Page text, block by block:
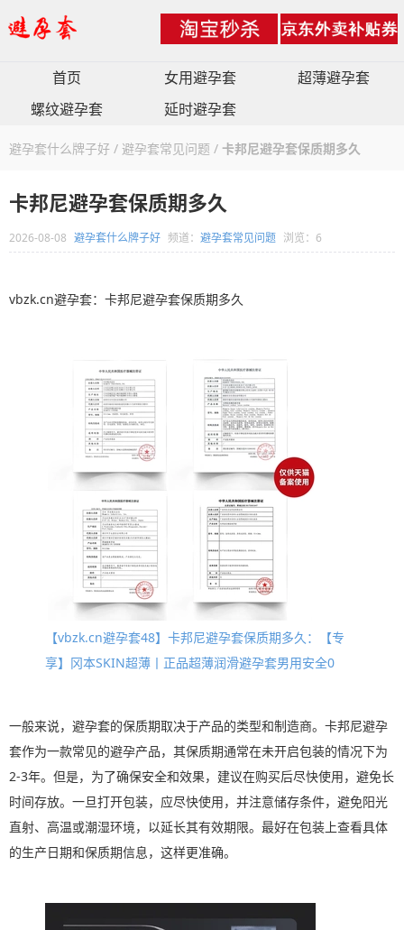
首页 女用避孕套
超薄避孕套
螺纹避孕套
延时避孕套
避孕套什么牌子好 / 避孕套常见问题 / 卡邦尼避孕套保质期多久
卡邦尼避孕套保质期多久
2026-08-08 避孕套什么牌子好 频道： 避孕套常见问题 浏览：6
vbzk.cn避孕套：卡邦尼避孕套保质期多久
【vbzk.cn避孕套48】卡邦尼避孕套保质期多久：【专
享】冈本SKIN超薄丨正品超薄润滑避孕套男用安全0
一般来说，避孕套的保质期取决于产品的类型和制造商。卡邦尼避孕
套作为一款常见的避孕产品，其保质期通常在未开启包装的情况下为
2-3年。但是，为了确保安全和效果，建议在购买后尽快使用，避免长
时间存放。一旦打开包装，应尽快使用，并注意储存条件，避免阳光
直射、高温或潮湿环境，以延长其有效期限。最好在包装上查看具体
的生产日期和保质期信息，这样更准确。